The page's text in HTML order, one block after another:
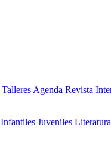
Talleres Agenda Revista
Infantiles Juveniles Literatura